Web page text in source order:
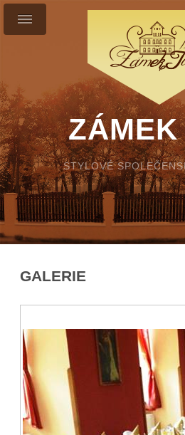
ZÁMEK
STYLOVÉ
GALERIE